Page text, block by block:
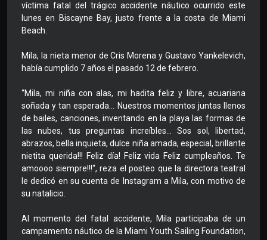
víctima fatal del trágico accidente náutico ocurrido este
lunes en Biscayne Bay, justo frente a la costa de Miami
Beach.
Mila, la nieta menor de Cris Morena y Gustavo Yankelevich,
había cumplido 7 años el pasado 12 de febrero.
“Mila, mi niña con alas, mi hadita feliz y libre, acuariana
soñada y tan esperada… Nuestros momentos juntas llenos
de bailes, canciones, inventando en la playa las formas de
las nubes, tus preguntas increíbles… Sos sol, libertad,
abrazos, bella inquieta, dulce niña amada, especial, brillante
nietita querida!!! Feliz día! Feliz vida Feliz cumpleaños. Te
amoooo siempre!!!“, reza el posteo que la directora teatral
le dedicó en su cuenta de Instagram a Mila, con motivo de
su natalicio.
Al momento del fatal accidente, Mila participaba de un
campamento náutico de la Miami Youth Sailing Foundation,